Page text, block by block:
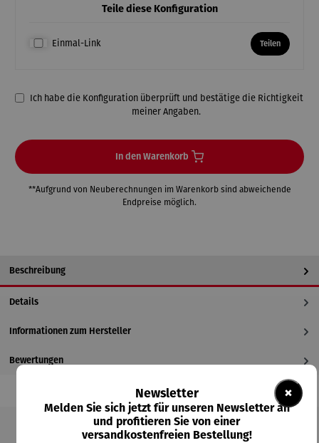
Teile diese Konfiguration
Einmal-Link Teilen
Ich habe die Konfiguration überprüft und bestätige die Richtigkeit
meiner Angaben.
In den Warenkorb
**Aufgrund von Neuberechnungen im Warenkorb sind abweichende
Endpreise möglich.
Beschreibung
Details
Informationen zum Hersteller
Bewertungen
×
Newsletter
Melden Sie sich jetzt für unseren Newsletter an
und profitieren Sie von einer
versandkostenfreien Bestellung!